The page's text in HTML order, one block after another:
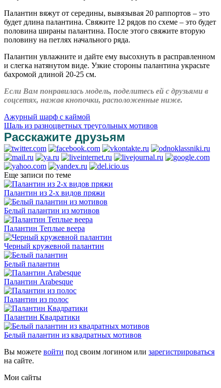
Палантин вяжут от середины, вывязывая 20 раппортов – это
будет длина палантина. Свяжите 12 рядов по схеме – это будет
половина шираны палантина. После этого свяжите вторую
половину на петлях начального ряда.
Палантин увлажните и дайте ему высохнуть в расправленном
и слегка натянутом виде. Узкие стороны палантина украсьте
бахромой длиной 20-25 см.
Если Вам понравилась модель, поделитесь ей с друзьями в
соцсетях, нажав кнопочки, расположенные ниже.
Ажурный шарф с каймой
Шаль из разноцветных треугольных мотивов
Расскажите друзьям
Еще записи по теме
Палантин из 2-х видов пряжи
Белый палантин из мотивов
Палантин Теплые веера
Черный кружевной палантин
Белый палантин
Палантин Arabesque
Палантин из полос
Палантин Квадратики
Белый палантин из квадратных мотивов
Вы можете войти под своим логином или зарегистрироваться
на сайте.
Мои сайты